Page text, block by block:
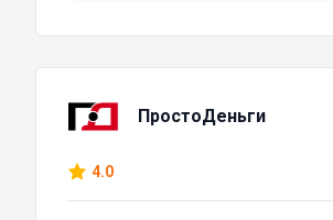
ПростоДеньги
4.0